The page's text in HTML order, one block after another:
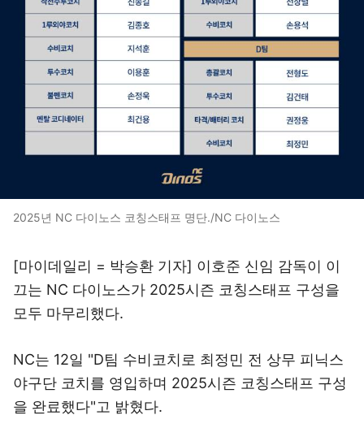
2025년 NC 다이노스 코칭스태프 명단./NC 다이노스
[마이데일리 = 박승환 기자] 이호준 신임 감독이 이
끄는 NC 다이노스가 2025시즌 코칭스태프 구성을
모두 마무리했다.
NC는 12일 "D팀 수비코치로 최정민 전 상무 피닉스
야구단 코치를 영입하며 2025시즌 코칭스태프 구성
을 완료했다"고 밝혔다.